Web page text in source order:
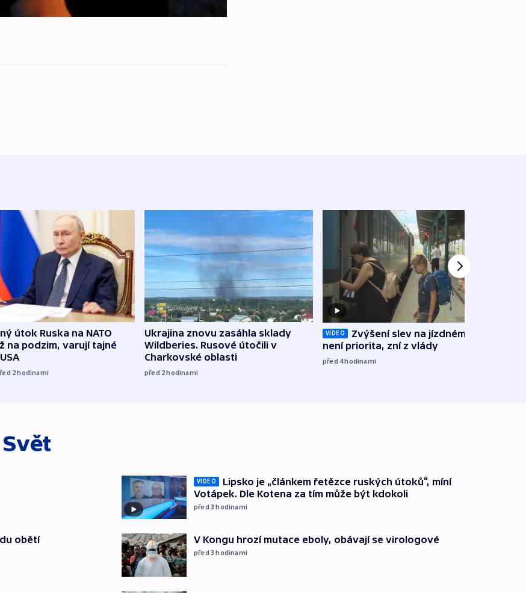
útok Ruska na NATO
na podzim, varují tajné
2hodinami
Ukrajina znovu zasáhla sklady
Wildberies. Rusové útočili v
Charkovské oblasti
před 2hodinami
VIDEO
Zvýšení slev na jízdném teď
není priorita, zní z vlády
před 4hodinami
Svět
obětí
VIDEO
Lipsko je „článkem řetězce ruských útoků“, míní
Votápek. Dle Kotena za tím může být kdokoli
před 3hodinami
V Kongu hrozí mutace eboly, obávají se virologové
před 3hodinami